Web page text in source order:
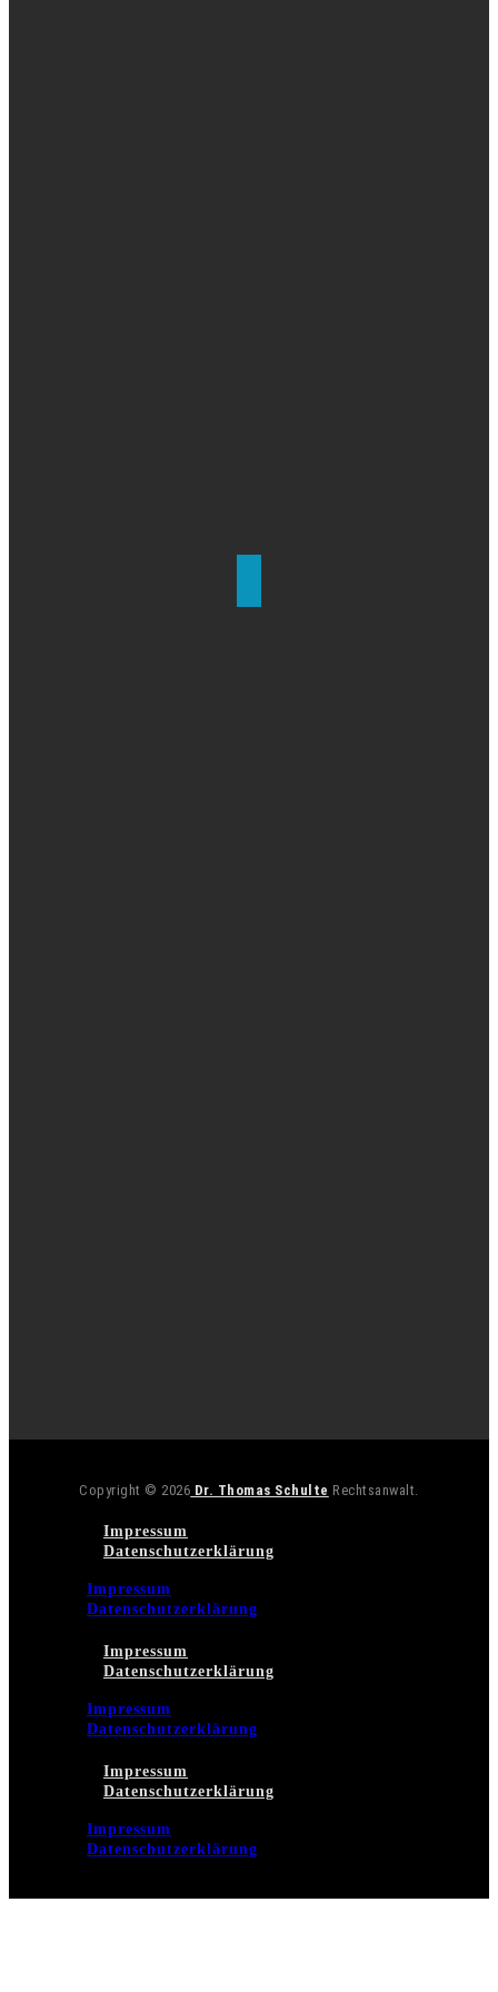
Copyright © 2026 Dr. Thomas Schulte Rechtsanwalt.
Impressum
Datenschutzerklärung
Impressum
Datenschutzerklärung
Impressum
Datenschutzerklärung
Impressum
Datenschutzerklärung
Impressum
Datenschutzerklärung
Impressum
Datenschutzerklärung